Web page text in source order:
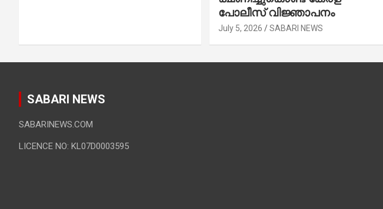
പോലീസ് വിജ്ഞാപനം
July 5, 2026 SABARI NEWS
SABARI NEWS
SABARINEWS.COM
LICENCE NO: KL07D0003595